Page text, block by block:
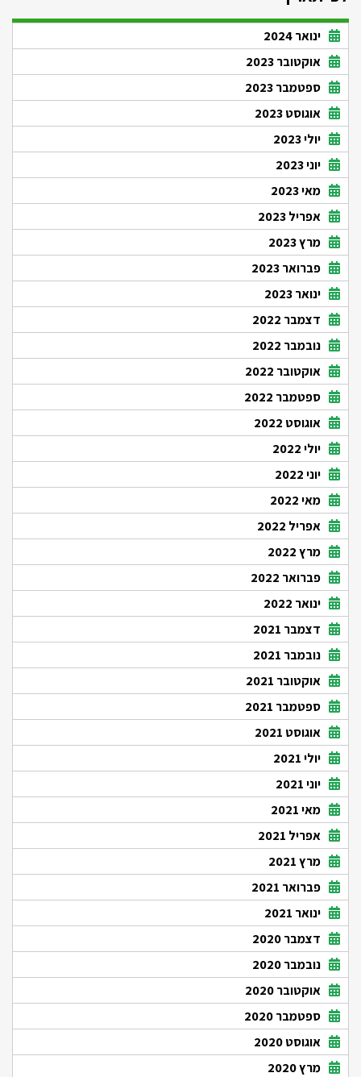
ינואר 2024
אוקטובר 2023
ספטמבר 2023
אוגוסט 2023
יולי 2023
יוני 2023
מאי 2023
אפריל 2023
מרץ 2023
פברואר 2023
ינואר 2023
דצמבר 2022
נובמבר 2022
אוקטובר 2022
ספטמבר 2022
אוגוסט 2022
יולי 2022
יוני 2022
מאי 2022
אפריל 2022
מרץ 2022
פברואר 2022
ינואר 2022
דצמבר 2021
נובמבר 2021
אוקטובר 2021
ספטמבר 2021
אוגוסט 2021
יולי 2021
יוני 2021
מאי 2021
אפריל 2021
מרץ 2021
פברואר 2021
ינואר 2021
דצמבר 2020
נובמבר 2020
אוקטובר 2020
ספטמבר 2020
אוגוסט 2020
מרץ 2020